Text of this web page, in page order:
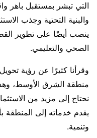
التي تبشر بمستقبل باهر
والبنية التحتية وجذب
ينصب أيضًا على تطوير
الصحي والتعليمي.
وقرأنا كثيرًا عن رؤية
منطقة الشرق الأوسط،
نحتاج إلى مزيد من
يقدم خدماته إلى
وتنمية.